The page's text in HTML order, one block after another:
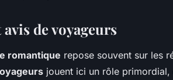
de voyageurs
romantique repose souvent sur les
jouent ici un rôle